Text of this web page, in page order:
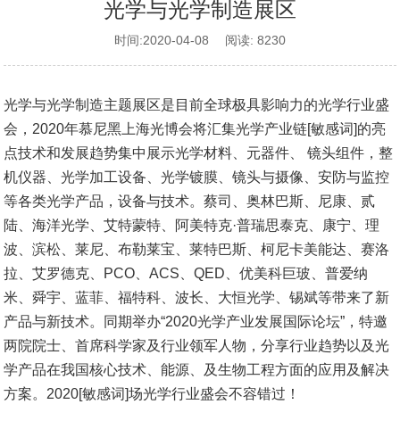
光学与光学制造展区
时间:2020-04-08 阅读: 8230
光学与光学制造主题展区是目前全球极具影响力的光学行业盛
会，2020年慕尼黑上海光博会将汇集光学产业链[敏感词]的亮
点技术和发展趋势集中展示光学材料、元器件、 镜头组件，整
机仪器、光学加工设备、光学镀膜、镜头与摄像、安防与监控
等各类光学产品，设备与技术。蔡司、奥林巴斯、尼康、贰
陆、海洋光学、艾特蒙特、阿美特克·普瑞思泰克、康宁、理
波、滨松、莱尼、布勒莱宝、莱特巴斯、柯尼卡美能达、赛洛
拉、艾罗德克、PCO、ACS、QED、优美科巨玻、普爱纳
米、舜宇、蓝菲、福特科、波长、大恒光学、锡斌等带来了新
产品与新技术。同期举办“2020光学产业发展国际论坛”，特邀
两院院士、首席科学家及行业领军人物，分享行业趋势以及光
学产品在我国核心技术、能源、及生物工程方面的应用及解决
方案。2020[敏感词]场光学行业盛会不容错过！